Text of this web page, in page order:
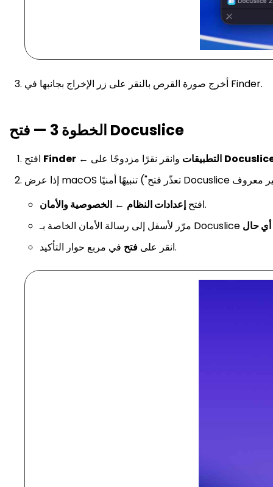
أخرج صورة القرص بالنقر على زر الإخراج بجانبها في Finder.
الخطوة 3 — فتح Docuslice
Finder ← التطبيقات
افتح إعدادات النظام ← الخصوصية والأمان
.
حال
انقر على فتح في مربع حوار التأكيد.